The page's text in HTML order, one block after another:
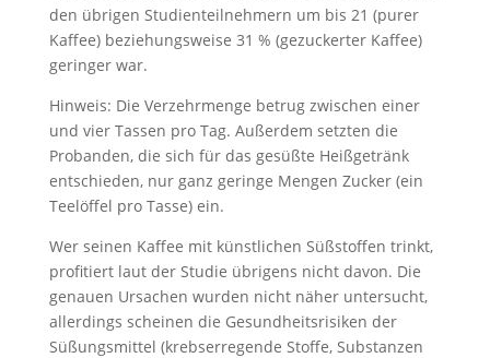
den übrigen Studienteilnehmern um bis 21 (purer
Kaffee) beziehungsweise 31 % (gezuckerter Kaffee)
geringer war.
Hinweis: Die Verzehrmenge betrug zwischen einer
und vier Tassen pro Tag. Außerdem setzten die
Probanden, die sich für das gesüßte Heißgetränk
entschieden, nur ganz geringe Mengen Zucker (ein
Teelöffel pro Tasse) ein.
Wer seinen Kaffee mit künstlichen Süßstoffen trinkt,
profitiert laut der Studie übrigens nicht davon. Die
genauen Ursachen wurden nicht näher untersucht,
allerdings scheinen die Gesundheitsrisiken der
Süßungsmittel (krebserregende Stoffe, Substanzen